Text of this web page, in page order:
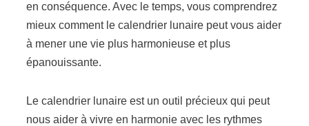
en conséquence. Avec le temps, vous comprendrez
mieux comment le calendrier lunaire peut vous aider
à mener une vie plus harmonieuse et plus
épanouissante.
Le calendrier lunaire est un outil précieux qui peut
nous aider à vivre en harmonie avec les rythmes